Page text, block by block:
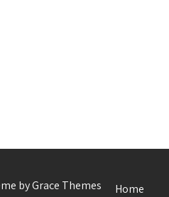
by Grace Themes Home